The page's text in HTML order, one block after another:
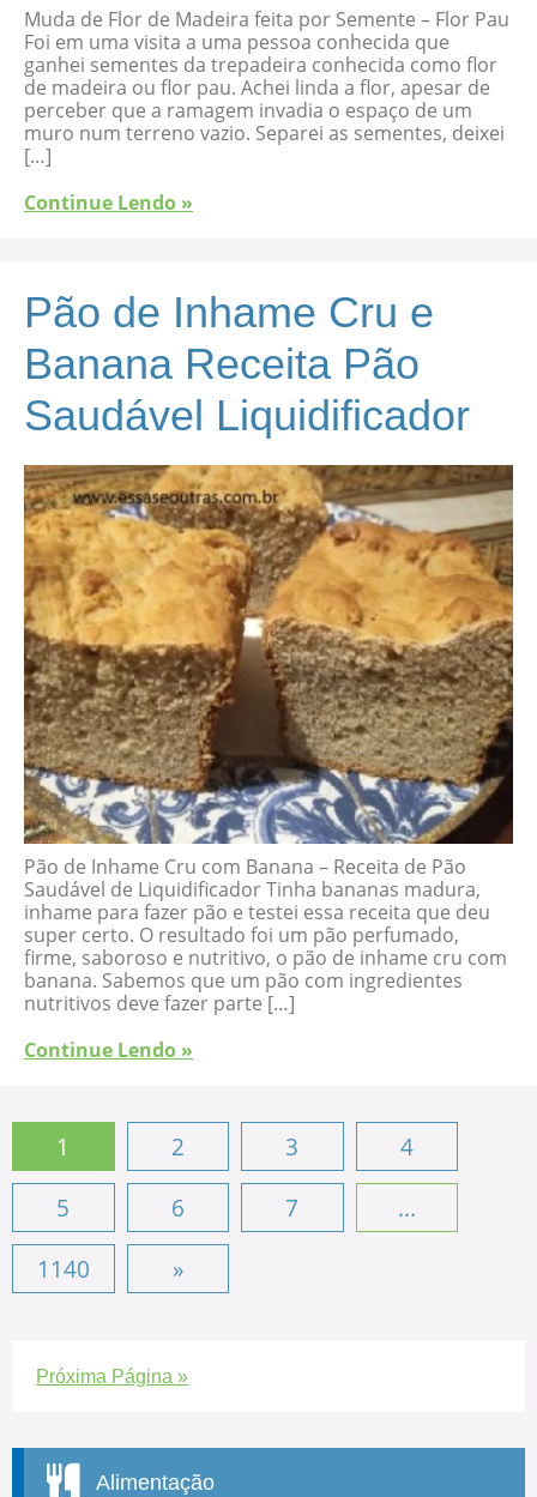
Muda de Flor de Madeira feita por Semente – Flor Pau
Foi em uma visita a uma pessoa conhecida que
ganhei sementes da trepadeira conhecida como flor
de madeira ou flor pau. Achei linda a flor, apesar de
perceber que a ramagem invadia o espaço de um
muro num terreno vazio. Separei as sementes, deixei
[…]
Continue Lendo »
Pão de Inhame Cru e
Banana Receita Pão
Saudável Liquidificador
Pão de Inhame Cru com Banana – Receita de Pão
Saudável de Liquidificador Tinha bananas madura,
inhame para fazer pão e testei essa receita que deu
super certo. O resultado foi um pão perfumado,
firme, saboroso e nutritivo, o pão de inhame cru com
banana. Sabemos que um pão com ingredientes
nutritivos deve fazer parte […]
Continue Lendo »
1 2 3
4
5
6 7
...
1140
»
Próxima Página »
Alimentação